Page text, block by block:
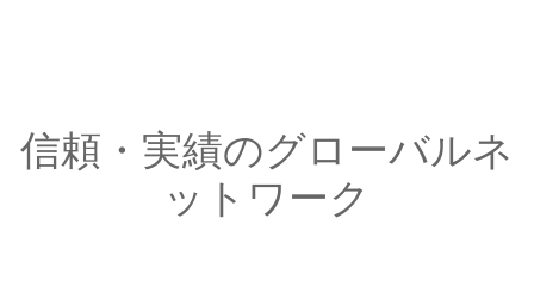
信頼・実績のグローバルネ
ットワーク